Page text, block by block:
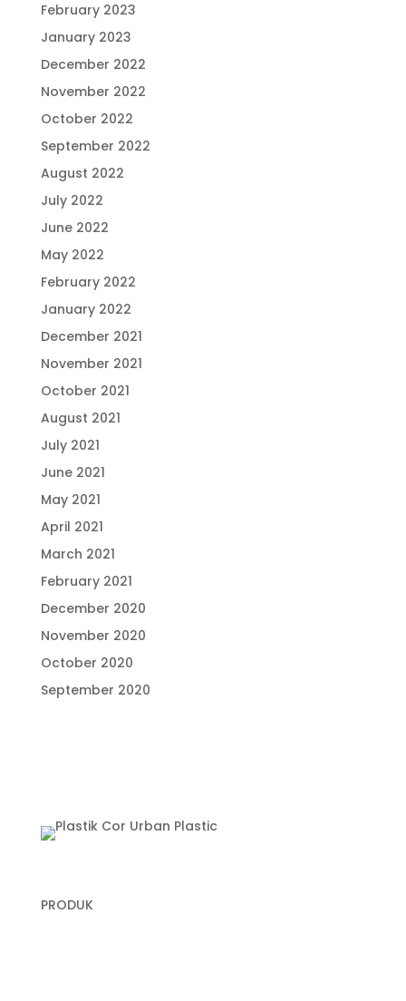
February 2023
January 2023
December 2022
November 2022
October 2022
September 2022
August 2022
July 2022
June 2022
May 2022
February 2022
January 2022
December 2021
November 2021
October 2021
August 2021
July 2021
June 2021
May 2021
April 2021
March 2021
February 2021
December 2020
November 2020
October 2020
September 2020
PRODUK